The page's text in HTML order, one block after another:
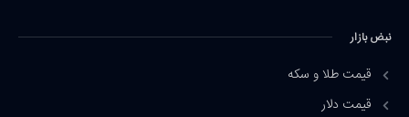
نبض بازار
قیمت طلا و سکه
قیمت دلار